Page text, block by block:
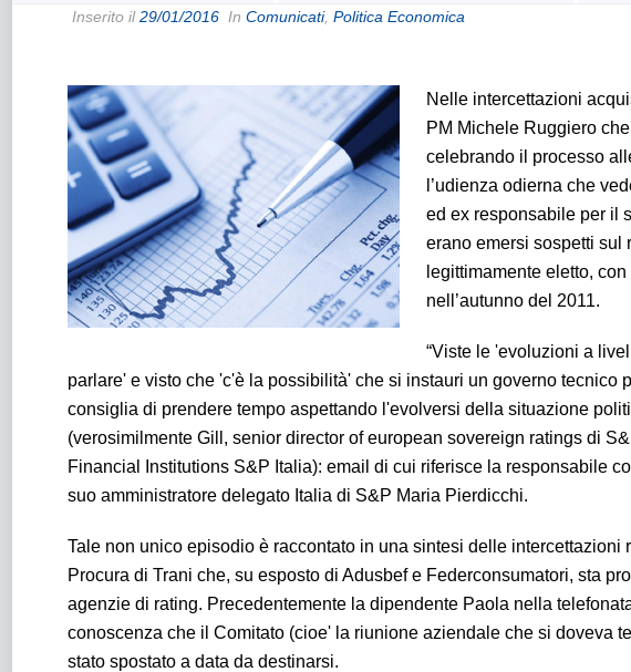
Inserito il29/01/2016 In Comunicati, Politica Economica
Nelle intercettazioni
PM Michele Ruggiero
celebrando il processo
l’udienza odierna che
ed ex responsabile per il
erano emersi sospetti sul
legittimamente eletto,
nell’autunno del 2011.
“Viste le 'evoluzioni a
parlare' e visto che 'c'è la possibilità' che si instauri un governo tecnico
consiglia di prendere tempo aspettando l'evolversi della situazione
(verosimilmente Gill, senior director of european sovereign ratings di
Financial Institutions S&P Italia): email di cui riferisce la responsabile
suo amministratore delegato Italia di S&P Maria Pierdicchi.
Tale non unico episodio è raccontato in una sintesi delle
Procura di Trani che, su esposto di Adusbef e Federconsumatori, sta
agenzie di rating. Precedentemente la dipendente Paola nella
conoscenza che il Comitato (cioe' la riunione aziendale che si doveva
stato spostato a data da destinarsi.